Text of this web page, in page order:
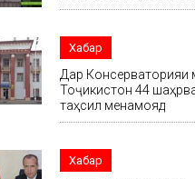
Хабар
Дар Консерваторияи
Тоҷикистон 44
таҳсил менамояд
Хабар